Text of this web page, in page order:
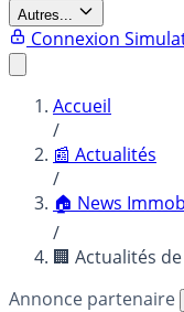
Autres...
Connexion
Accueil
/
📰 Actualités
/
🏠 News
/
🏢 Actualités
Annonce partenaire